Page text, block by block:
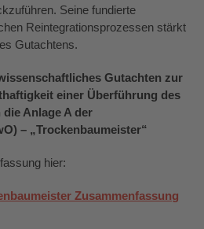
Seine fundierte
Reintegrationsprozessen stärkt
Gutachtens.
Gutachten zur
einer Überführung des
Anlage A der
– „Trockenbaumeister“
hier:
Zusammenfassung